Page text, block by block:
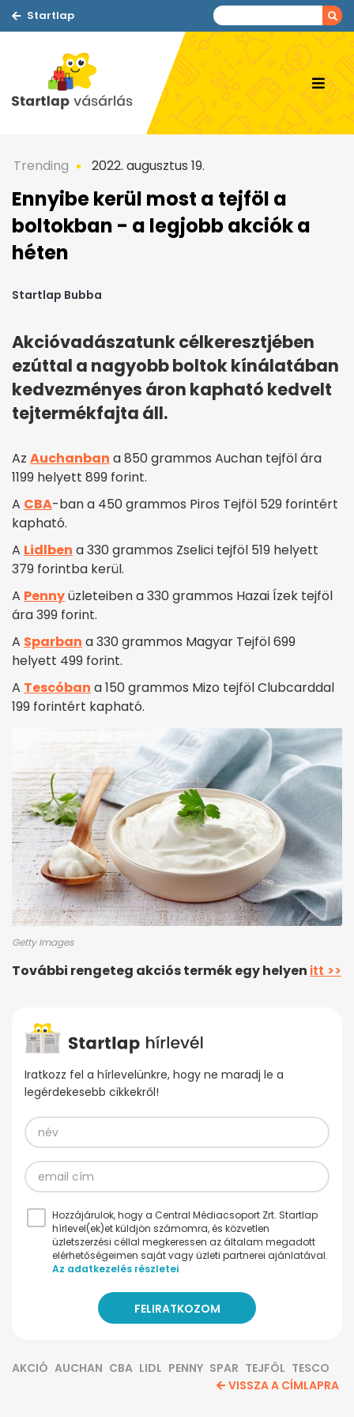
Startlap
Trending 2022. augusztus 19.
Ennyibe kerül most a tejföl a
boltokban - a legjobb akciók a
héten
Startlap Bubba
Akcióvadászatunk célkeresztjében
ezúttal a nagyobb boltok kínálatában
kedvezményes áron kapható kedvelt
tejtermékfajta áll.
Az Auchanban a 850 grammos Auchan tejföl ára
1199 helyett 899 forint.
A CBA-ban a 450 grammos Piros Tejföl 529 forintért
kapható.
A Lidlben a 330 grammos Zselici tejföl 519 helyett
379 forintba kerül.
A Pennyüzleteiben a 330 grammos Hazai Ízek tejföl
ára 399 forint.
A Sparban a 330 grammos Magyar Tejföl 699
helyett 499 forint.
A Tescóban a 150 grammos Mizo tejföl Clubcarddal
199 forintért kapható.
Getty Images
További rengeteg akciós termék egy helyen itt >>
Iratkozz fel a hírlevelünkre, hogy ne maradj le a
legérdekesebb cikkekről!
Hozzájárulok, hogy a Central Médiacsoport Zrt. Startlap
hírlevel(ek)et küldjön számomra, és közvetlen
üzletszerzési céllal megkeressen az általam megadott
elérhetőségeimen saját vagy üzleti partnerei ajánlatával.
Az adatkezelés részletei
AKCIÓ AUCHAN CBA LIDL PENNY SPAR TEJFÖL TESCO
VISSZA A CÍMLAPRA